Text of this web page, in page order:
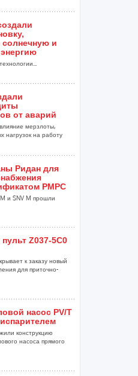
и
от аварий
мерзлоты,
нагрузок на работу
Ридан для
РМРС
и SNV M прошли
Z037-5C0
к заказу новый
для приточно-
насос PV/T
конструкцию
насоса прямого